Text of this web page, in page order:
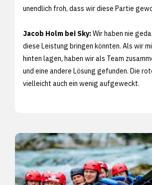
unendlich froh, dass wir diese Partie
Jacob Holm bei Sky:Wir haben nie
diese Leistung bringen könnten. Als wir
hinten lagen, haben wir als Team
und eine andere Lösung gefunden. Die
vielleicht auch ein wenig aufgeweckt.